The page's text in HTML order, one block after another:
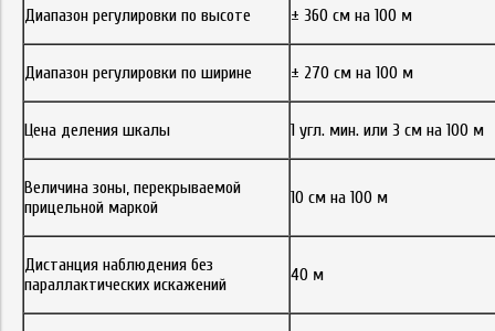
Диапазон регулировки по высоте ± 360 см на 100 м
Диапазон регулировки по ширине ± 270 см на 100 м
Цена деления шкалы 1 угл. мин. или 3 см на 100 м
Величина зоны, перекрываемой
прицельной маркой
10 см на 100 м
Дистанция наблюдения без
параллактических искажений
40 м